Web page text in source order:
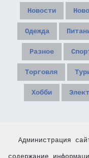
Новости
Одежда
Разное
Торговля
Хобби
Администрация
содержание